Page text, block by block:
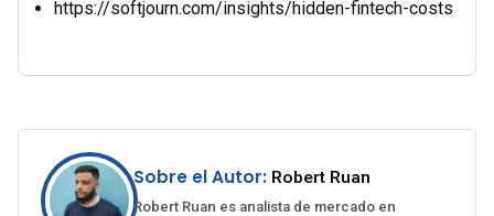
https://softjourn.com/insights/hidden-fintech-costs
Sobre el Autor: Robert Ruan
Robert Ruan es analista de mercado en